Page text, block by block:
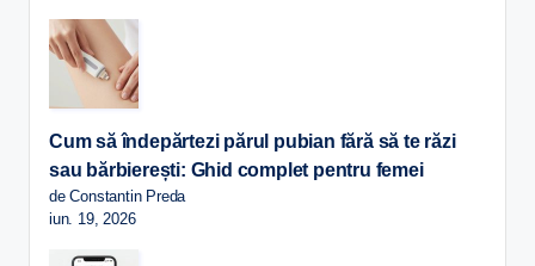
Cum să îndepărtezi părul pubian fără să te răzi
sau bărbierești: Ghid complet pentru femei
de Constantin Preda
iun. 19, 2026